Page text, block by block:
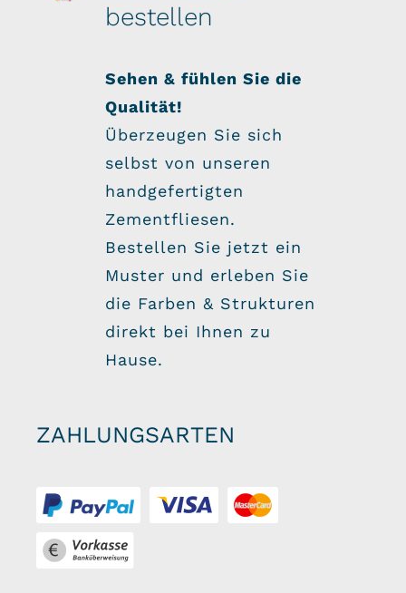
bestellen
Sehen & fühlen Sie die
Qualität!
Überzeugen Sie sich
selbst von unseren
handgefertigten
Zementfliesen.
Bestellen Sie jetzt ein
Muster und erleben Sie
die Farben & Strukturen
direkt bei Ihnen zu
Hause.
ZAHLUNGSARTEN